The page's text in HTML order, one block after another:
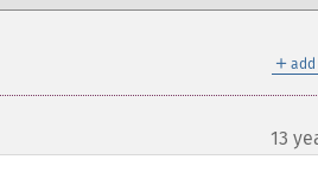
＋ add
13